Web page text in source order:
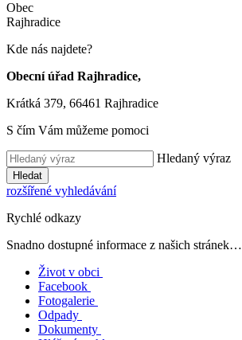
Obec
Rajhradice
Kde nás najdete?
Obecní úřad Rajhradice,
Krátká 379, 66461 Rajhradice
S čím Vám můžeme pomoci
Hledaný výraz
Hledat
rozšířené vyhledávání
Rychlé odkazy
Snadno dostupné informace z našich stránek…
Život v obci
Facebook
Fotogalerie
Odpady
Dokumenty